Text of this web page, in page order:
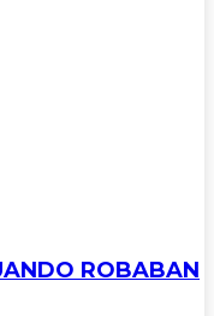
ROBABAN